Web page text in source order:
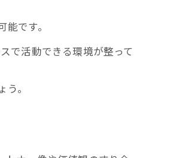
です。
で活動できる環境が整って
。